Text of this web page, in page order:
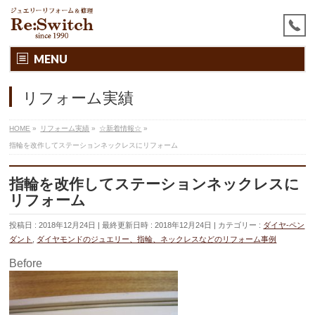
MENU
リフォーム実績
HOME » リフォーム実績 » ☆新着情報☆ »
指輪を改作してステーションネックレスにリフォーム
指輪を改作してステーションネックレスに
リフォーム
投稿日 : 2018年12月24日 最終更新日時 : 2018年12月24日 カテゴリー : ダイヤ-ペン
ダント
ダイヤモンドのジュエリー、指輪、ネックレスなどのリフォーム事例
Before